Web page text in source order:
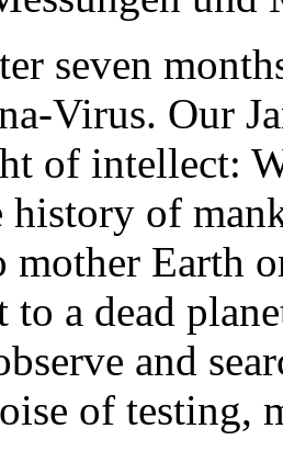
seven
Virus. Our
of intellect:
history of
mother Earth
to a dead
and
of testing,